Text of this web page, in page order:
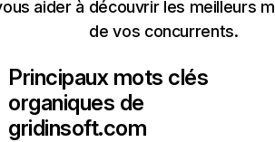
aider à découvrir les meilleurs
de vos concurrents.
Principaux mots clés
organiques de
gridinsoft.com